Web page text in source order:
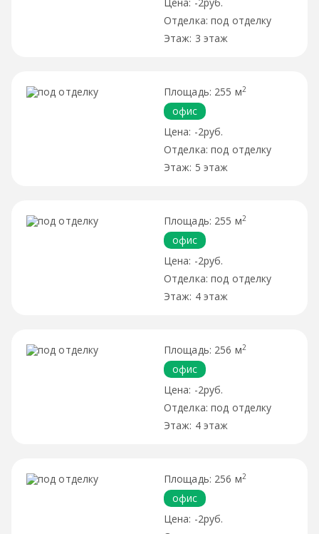
под отделку
3 этаж
255 м2
офис
-2руб.
под отделку
5 этаж
255 м2
офис
-2руб.
под отделку
4 этаж
256 м2
офис
-2руб.
под отделку
4 этаж
256 м2
офис
-2руб.